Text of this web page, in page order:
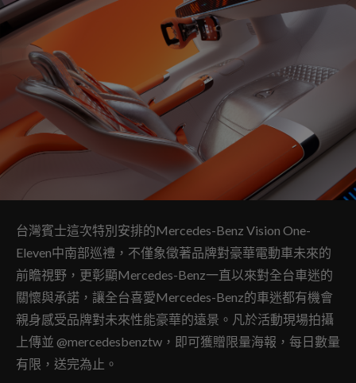
台灣賓士這次特別安排的Mercedes-Benz Vision One-
Eleven中南部巡禮，不僅象徵著品牌對豪華電動車未來的
前瞻視野，更彰顯Mercedes-Benz一直以來對全台車迷的
關懷與承諾，讓全台喜愛Mercedes-Benz的車迷都有機會
親身感受品牌對未來性能豪華的遠景。凡於活動現場拍攝
上傳並 @mercedesbenztw，即可獲贈限量海報，每日數量
有限，送完為止。